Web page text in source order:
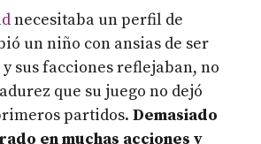
necesitaba un perfil de
un niño con ansias de ser
sus facciones reflejaban, no
que su juego no dejó
partidos. Demasiado
en muchas acciones y